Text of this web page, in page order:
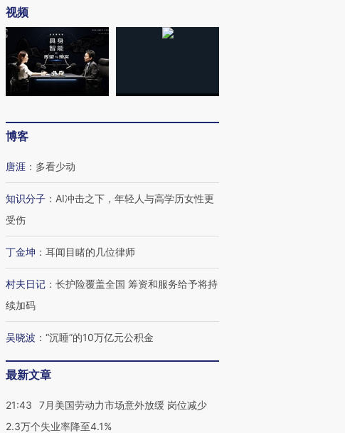
行员跨国走私7万
视线｜被称为“蟑螂”的印
育部长拱下台
飞地休达
视频
博客
唐涯 ： 多看少动
知识分子 ： AI冲击之下，年轻人与高学历女性更
受伤
丁金坤 ： 耳闻目睹的几位律师
村夫日记 ： 长护险覆盖全国 筹资和服务给予将持
续加码
吴晓波 ： “沉睡”的10万亿元公积金
最新文章
21:43
7月美国劳动力市场意外放缓 岗位减少
2.3万个失业率降至4.1%